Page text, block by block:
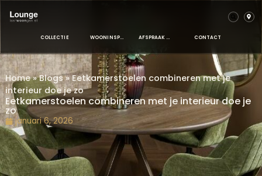
Home» Blogs»Eetkamerstoelen combineren met je
interieur doe je zo
Eetkamerstoelen combineren met je interieur
zo
januari 6, 2026